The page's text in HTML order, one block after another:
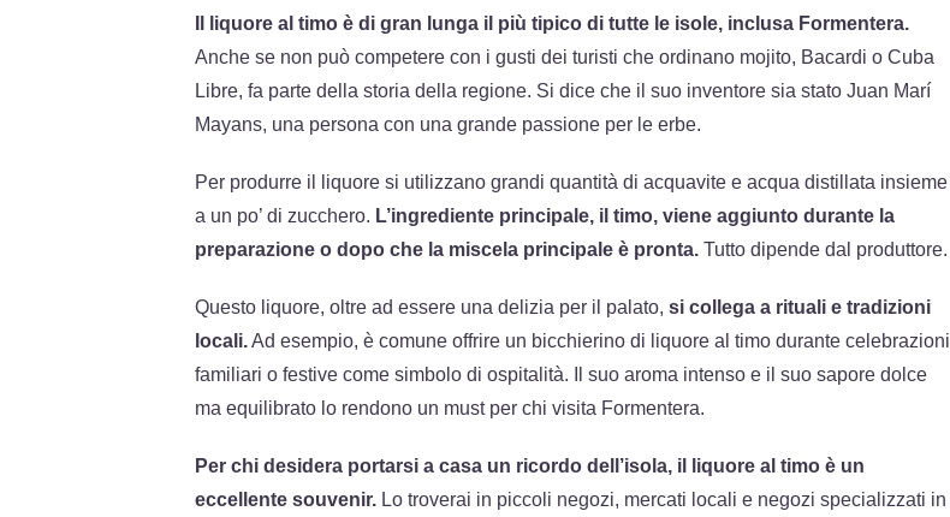
Il liquore al timo è di gran lunga il più tipico di tutte le isole, inclusa Formentera.
Anche se non può competere con i gusti dei turisti che ordinano mojito, Bacardi o Cuba
Libre, fa parte della storia della regione. Si dice che il suo inventore sia stato Juan Marí
Mayans, una persona con una grande passione per le erbe.
Per produrre il liquore si utilizzano grandi quantità di acquavite e acqua distillata insieme
a un po’ di zucchero. L’ingrediente principale, il timo, viene aggiunto durante la
preparazione o dopo che la miscela principale è pronta. Tutto dipende dal produttore.
Questo liquore, oltre ad essere una delizia per il palato, si collega a rituali e tradizioni
locali.Ad esempio, è comune offrire un bicchierino di liquore al timo durante celebrazioni
familiari o festive come simbolo di ospitalità. Il suo aroma intenso e il suo sapore dolce
ma equilibrato lo rendono un must per chi visita Formentera.
Per chi desidera portarsi a casa un ricordo dell’isola, il liquore al timo è un
eccellente souvenir. Lo troverai in piccoli negozi, mercati locali e negozi specializzati in